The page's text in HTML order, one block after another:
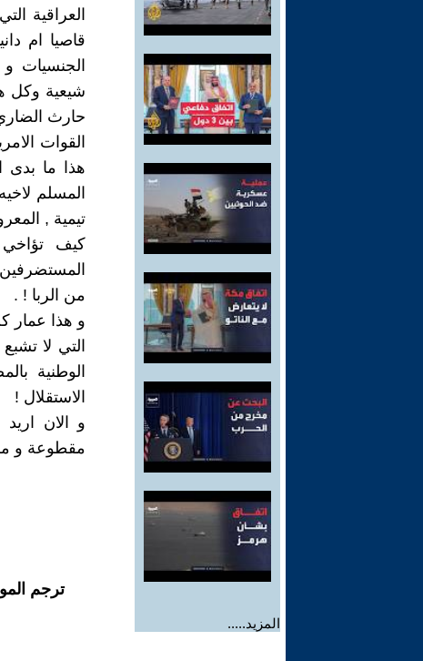
المزيد.....
العراقية
قاصيا ام
الجنسيات
شيعية وكل
حارث
القوات
هذا ما بدى
المسلم
تيمية ,
كيف
من الربا ! .
و هذا عمار
التي لا
الوطنية
الاستقلال !
و الان
مقطوعة و
ترجم